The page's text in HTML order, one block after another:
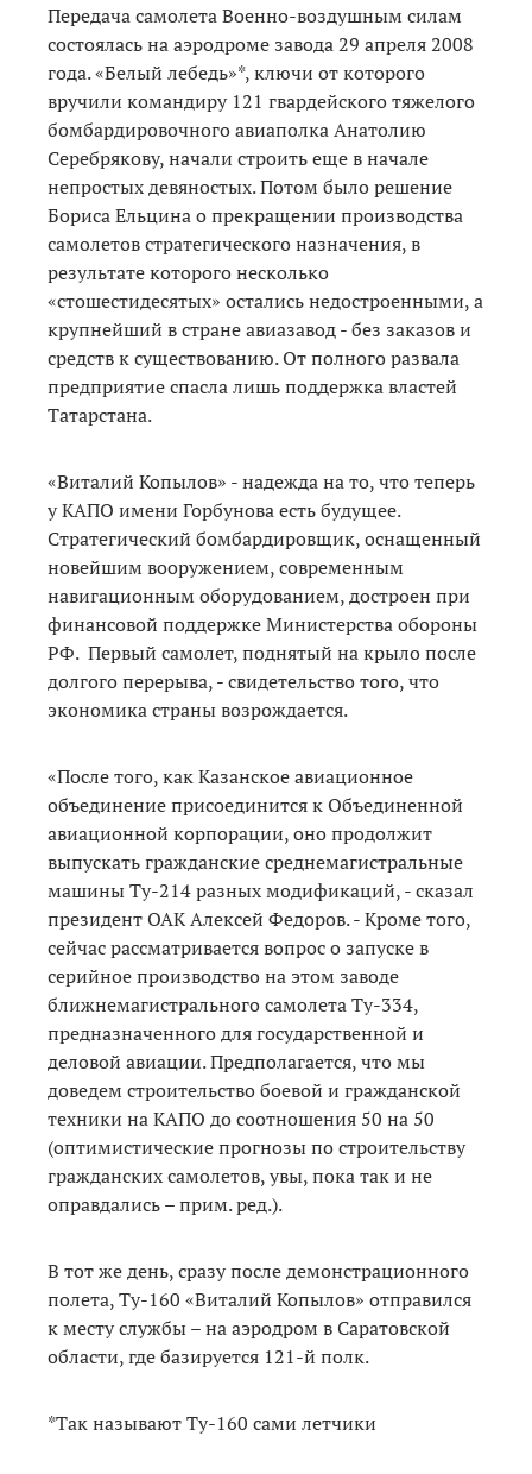
Передача самолета Военно-воздушным силам
состоялась на аэродроме завода 29 апреля 2008
года. «Белый лебедь»*, ключи от которого
вручили командиру 121 гвардейского тяжелого
бомбардировочного авиаполка Анатолию
Серебрякову, начали строить еще в начале
непростых девяностых. Потом было решение
Бориса Ельцина о прекращении производства
самолетов стратегического назначения, в
результате которого несколько
«стошестидесятых» остались недостроенными, а
крупнейший в стране авиазавод - без заказов и
средств к существованию. От полного развала
предприятие спасла лишь поддержка властей
Татарстана.
«Виталий Копылов» - надежда на то, что теперь
у КАПО имени Горбунова есть будущее.
Стратегический бомбардировщик, оснащенный
новейшим вооружением, современным
навигационным оборудованием, достроен при
финансовой поддержке Министерства обороны
РФ. Первый самолет, поднятый на крыло после
долгого перерыва, - свидетельство того, что
экономика страны возрождается.
«После того, как Казанское авиационное
объединение присоединится к Объединенной
авиационной корпорации, оно продолжит
выпускать гражданские среднемагистральные
машины Ту-214 разных модификаций, - сказал
президент ОАК Алексей Федоров. - Кроме того,
сейчас рассматривается вопрос о запуске в
серийное производство на этом заводе
ближнемагистрального самолета Ту-334,
предназначенного для государственной и
деловой авиации. Предполагается, что мы
доведем строительство боевой и гражданской
техники на КАПО до соотношения 50 на 50
(оптимистические прогнозы по строительству
гражданских самолетов, увы, пока так и не
оправдались – прим. ред.).
В тот же день, сразу после демонстрационного
полета, Ту-160 «Виталий Копылов» отправился
к месту службы – на аэродром в Саратовской
области, где базируется 121-й полк.
*Так называют Ту-160 сами летчики